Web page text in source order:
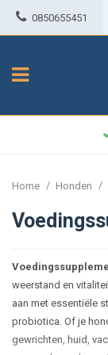
0850655451
Home / Honden /
weerstand en
aan met essentiële
probiotica. Of je
gewrichten, huid,